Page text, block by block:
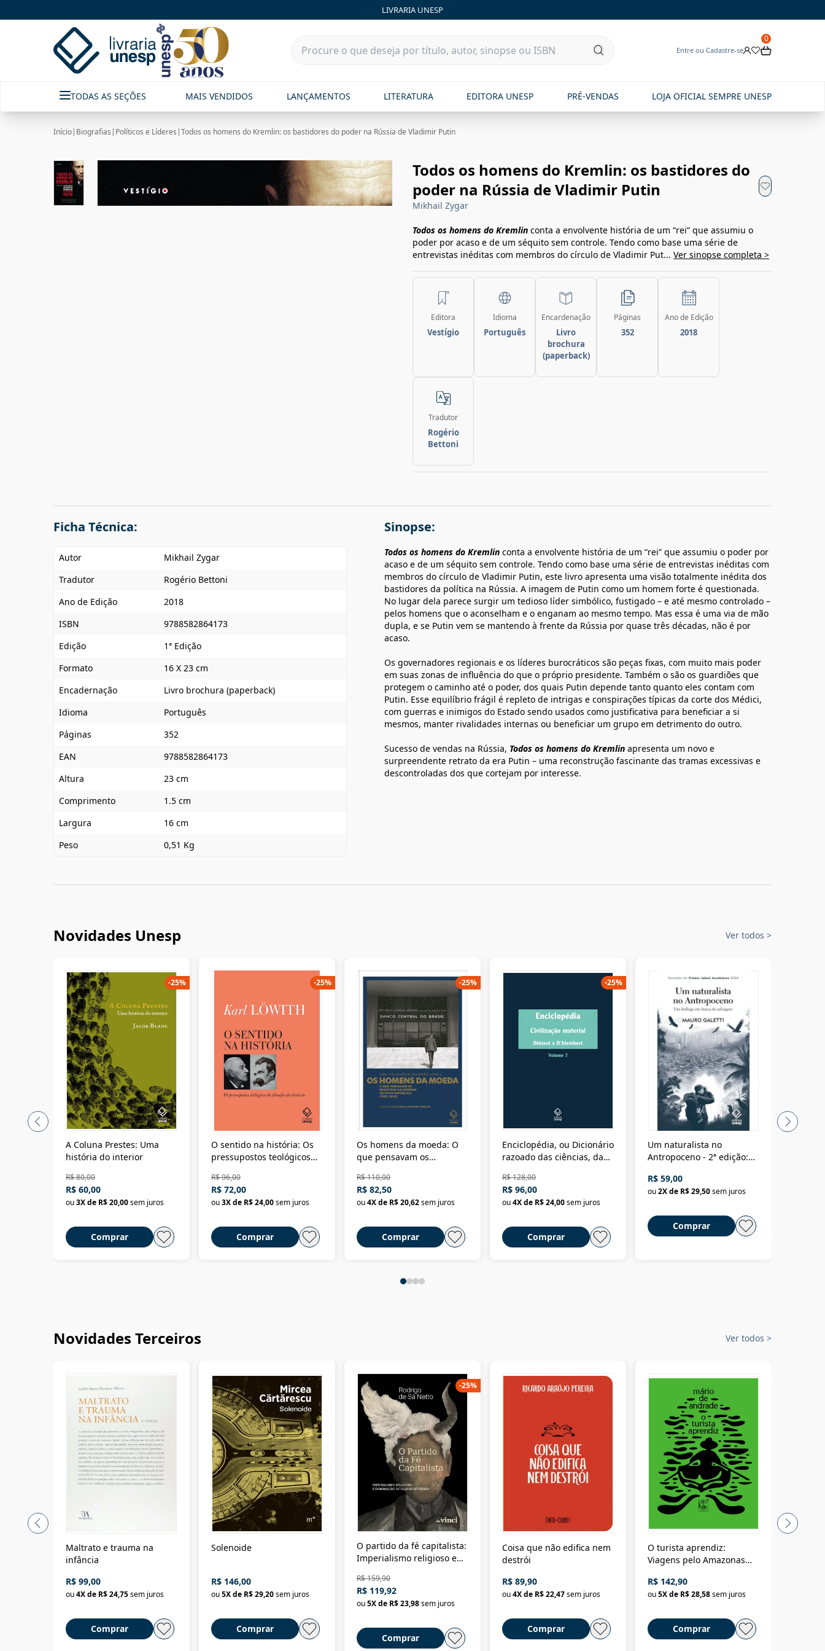
LIVRARIA UNESP
Entre ou Cadastre-se
0
TODAS AS SEÇÕES MAIS VENDIDOS LANÇAMENTOS LITERATURA EDITORA UNESP PRÉ-VENDAS LOJA OFICIAL SEMPRE UNESP
Início| Biografias | Políticos e Líderes |Todos os homens do Kremlin: os bastidores do poder na Rússia de Vladimir Putin
Todos os homens do Kremlin: os bastidores do
poder na Rússia de Vladimir Putin
Mikhail Zygar
Todos os homens do Kremlin conta a envolvente história de um “rei” que assumiu o
poder por acaso e de um séquito sem controle. Tendo como base uma série de
entrevistas inéditas com membros do círculo de Vladimir Put... Ver sinopse completa >
Editora
Vestígio
Idioma
Português
Encardenação
Livro
brochura
(paperback)
Páginas
352
Ano de Edição
2018
Tradutor
Rogério
Bettoni
Ficha Técnica:
Autor
Mikhail Zygar
Tradutor
Rogério Bettoni
Ano de Edição
2018
ISBN
9788582864173
Edição
1ª Edição
Formato
16 X 23 cm
Encadernação
Livro brochura (paperback)
Idioma
Português
Páginas
352
EAN
9788582864173
Altura
23 cm
Comprimento
1.5 cm
Largura
16 cm
Peso
0,51 Kg
Sinopse:
Todos os homens do Kremlin conta a envolvente história de um “rei” que assumiu o poder por
acaso e de um séquito sem controle. Tendo como base uma série de entrevistas inéditas com
membros do círculo de Vladimir Putin, este livro apresenta uma visão totalmente inédita dos
bastidores da política na Rússia. A imagem de Putin como um homem forte é questionada.
No lugar dela parece surgir um tedioso líder simbólico, fustigado – e até mesmo controlado –
pelos homens que o aconselham e o enganam ao mesmo tempo. Mas essa é uma via de mão
dupla, e se Putin vem se mantendo à frente da Rússia por quase três décadas, não é por
acaso.
Os governadores regionais e os líderes burocráticos são peças fixas, com muito mais poder
em suas zonas de influência do que o próprio presidente. Também o são os guardiões que
protegem o caminho até o poder, dos quais Putin depende tanto quanto eles contam com
Putin. Esse equilíbrio frágil é repleto de intrigas e conspirações típicas da corte dos Médici,
com guerras e inimigos do Estado sendo usados como justificativa para beneficiar a si
mesmos, manter rivalidades internas ou beneficiar um grupo em detrimento do outro.
Sucesso de vendas na Rússia, Todos os homens do Kremlin apresenta um novo e
surpreendente retrato da era Putin – uma reconstrução fascinante das tramas excessivas e
descontroladas dos que cortejam por interesse.
Novidades Unesp Ver todos >
A Coluna Prestes: Uma
história do interior
R$ 80,00
R$ 60,00
ou3X de R$ 20,00sem juros
Comprar
-25%
O sentido na história: Os
pressupostos teológicos
R$ 96,00
R$ 72,00
ou3X de R$ 24,00sem juros
Comprar
-25%
Os homens da moeda: O
que pensavam os
Nova República (1985-
2018)
R$ 110,00
R$ 82,50
ou4X de R$ 20,62sem juros
Comprar
-25%
Enciclopédia, ou Dicionário
razoado das ciências, das
Civilização material
R$ 128,00
R$ 96,00
ou4X de R$ 24,00sem juros
Comprar
-25%
Um naturalista no
Antropoceno - 2ª edição:
selvagem
R$ 59,00
ou2X de R$ 29,50sem juros
Comprar
Novidades Terceiros Ver todos >
Maltrato e trauma na
infância
R$ 99,00
ou4X de R$ 24,75sem juros
Comprar
Solenoide
R$ 146,00
ou5X de R$ 29,20sem juros
Comprar
O partido da fé capitalista:
Imperialismo religioso e
Brasil
R$ 159,90
R$ 119,92
ou5X de R$ 23,98sem juros
Comprar
-25%
Coisa que não edifica nem
destrói
R$ 89,90
ou4X de R$ 22,47sem juros
Comprar
O turista aprendiz:
Viagens pelo Amazonas
até a Bolívia e por Marajó
até dizer chega
R$ 142,90
ou5X de R$ 28,58sem juros
Comprar